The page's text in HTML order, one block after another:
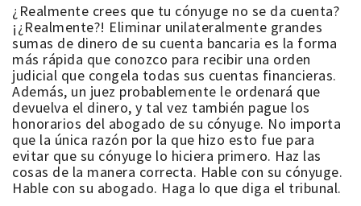
¿Realmente crees que tu cónyuge no se da cuenta?
¡¿Realmente?! Eliminar unilateralmente grandes
sumas de dinero de su cuenta bancaria es la forma
más rápida que conozco para recibir una orden
judicial que congela todas sus cuentas financieras.
Además, un juez probablemente le ordenará que
devuelva el dinero, y tal vez también pague los
honorarios del abogado de su cónyuge. No importa
que la única razón por la que hizo esto fue para
evitar que su cónyuge lo hiciera primero. Haz las
cosas de la manera correcta. Hable con su cónyuge.
Hable con su abogado. Haga lo que diga el tribunal.